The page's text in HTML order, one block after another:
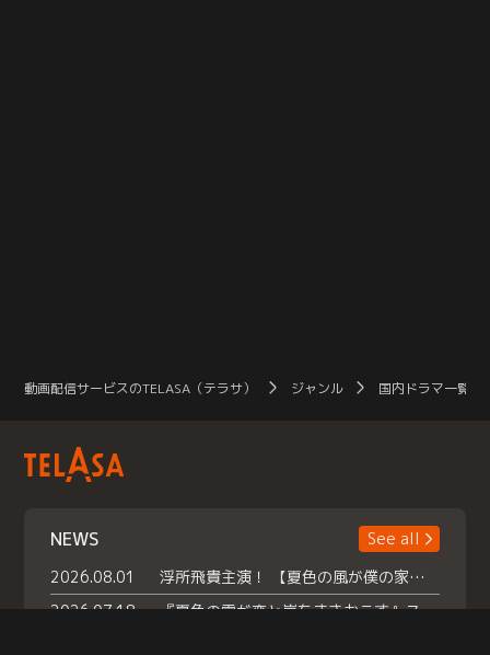
動画配信サービスのTELASA（テラサ） ジャンル 国内ドラマ一覧（
NEWS
See all
2026.08.01
浮所飛貴主演！ 【夏色の風が僕の家にやってきた】 本日よりテラサで独占配信スタート！
2026.07.18
『夏色の雲が恋と嵐をまきおこす』スペシャルメイキング 【Part1】2026年７月18日（土）23時30分～配信スタート！話題のシーンの裏側を大公開！豪華キャスト大集合！ 『武宮家 真夏の家族会議』開催！